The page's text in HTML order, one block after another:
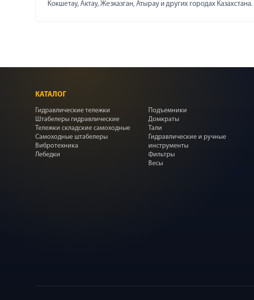
Кокшетау, Актау, Жезказган, Атырау и других городах Казахстана.
КАТАЛОГ
Гидравлические тележки
Штабелеры гидравлические
Тележки складские самоходные
Самоходные штабелеры
Вибротехника
Лебедки
Подъемники
Домкраты
Тали
Гидравлические и ручные
инструменты
Фильтры
Весы